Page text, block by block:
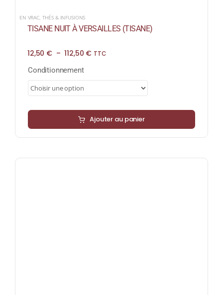
EN VRAC, THÉS & INFUSIONS
TISANE NUIT À VERSAILLES (TISANE)
12,50 € – 112,50 €Plage
TTC
Conditionnement
Ajouter au panier